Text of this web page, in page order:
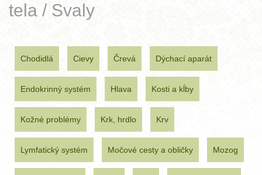
tela / Svaly
Chodidlá Cievy Črevá Dýchací aparát
Endokrinný systém Hlava Kosti a kĺby
Kožné problémy Krk, hrdlo Krv
Lymfatický systém Močové cesty a obličky Mozog